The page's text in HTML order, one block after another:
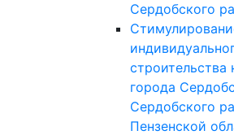
Сердобского
строительства
города
Сердобского
Пензенской